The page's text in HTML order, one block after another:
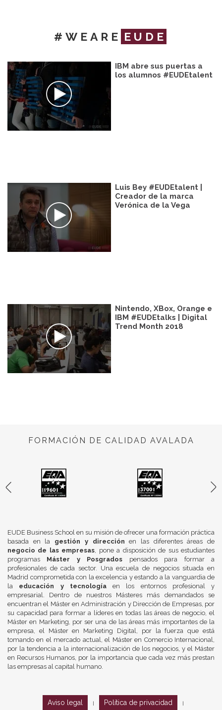
#WEARE EUDE
IBM abre sus puertas a
los alumnos #EUDEtalent
Luis Bey #EUDEtalent |
Creador de la marca
Verónica de la Vega
Nintendo, XBox, Orange e
IBM #EUDEtalks | Digital
Trend Month 2018
FORMACIÓN DE CALIDAD AVALADA
EUDE Business School en su misión de ofrecer una formación práctica
basada en la gestión y dirección en las diferentes áreas de
negocio de las empresas, pone a disposición de sus estudiantes
programas Máster y Posgrados pensados para formar a
profesionales de cada sector. Una escuela de negocios situada en
Madrid comprometida con la excelencia y estando a la vanguardia de
la educación y tecnologíaen los entornos profesional y
empresarial. Dentro de nuestros Másteres más demandados se
encuentran el Máster en Administración y Dirección de Empresas, por
su capacidad para formar a líderes en todas las áreas de negocio, el
Máster en Marketing, por ser una de las áreas más importantes de la
empresa, el Máster en Marketing Digital, por la fuerza que está
tomando en el mercado actual, el Máster en Comercio Internacional,
por la tendencia a la internacionalización de los negocios, y el Máster
en Recursos Humanos, por la importancia que cada vez más prestan
las empresas al capital humano.
Aviso legal Política de privacidad